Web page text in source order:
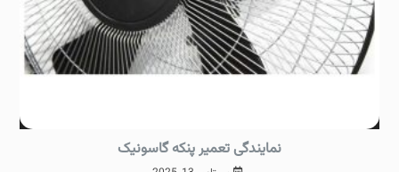
نمایندگی تعمیر پنکه گاسونیک